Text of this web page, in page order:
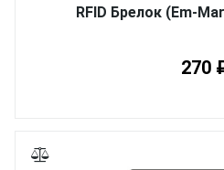
RFID Брелок (Em-
270